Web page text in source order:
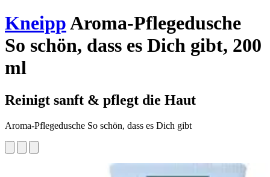
KneippAroma-Pflegedusche
So schön, dass es Dich gibt, 200
ml
Reinigt sanft & pflegt die Haut
Aroma-Pflegedusche So schön, dass es Dich gibt